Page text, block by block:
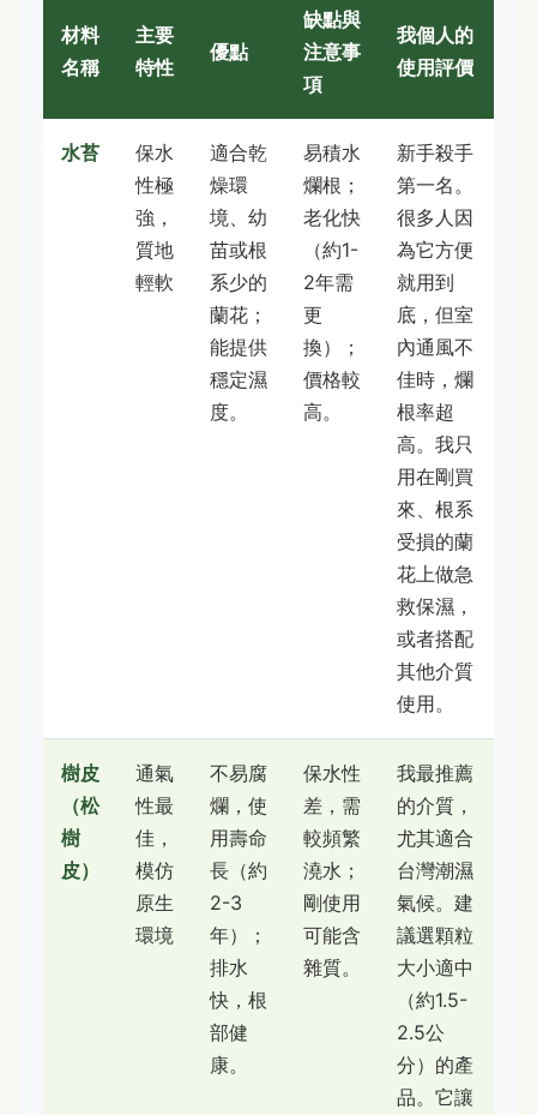
材料
名稱
主要
特性
優點
缺點與
注意事
項
我個人的
使用評價
水苔
保水
性極
強，
質地
輕軟
適合乾
燥環
境、幼
苗或根
系少的
蘭花；
能提供
穩定濕
度。
易積水
爛根；
老化快
（約1-
2年需
更
換）；
價格較
高。
新手殺手
第一名。
很多人因
為它方便
就用到
底，但室
內通風不
佳時，爛
根率超
高。我只
用在剛買
來、根系
受損的蘭
花上做急
救保濕，
或者搭配
其他介質
使用。
樹皮
（松
樹
皮）
通氣
性最
佳，
模仿
原生
環境
不易腐
爛，使
用壽命
長（約
2-3
年）；
排水
快，根
部健
康。
保水性
差，需
較頻繁
澆水；
剛使用
可能含
雜質。
我最推薦
的介質，
尤其適合
台灣潮濕
氣候。建
議選顆粒
大小適中
（約1.5-
2.5公
分）的產
品。它讓